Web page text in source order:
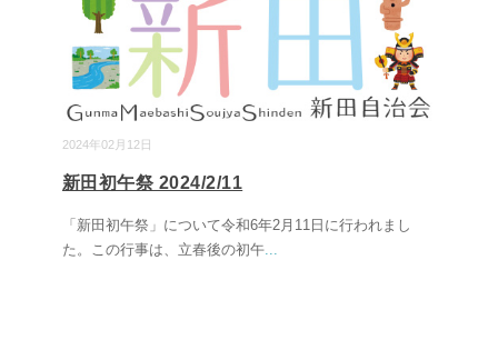
2024年02月12日
新田初午祭 2024/2/11
「新田初午祭」について令和6年2月11日に行われまし
た。この行事は、立春後の初午...